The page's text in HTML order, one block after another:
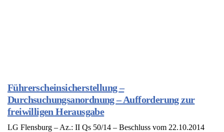
Führerscheinsicherstellung –
Durchsuchungsanordnung – Aufforderung zur
freiwilligen Herausgabe
LG Flensburg – Az.: II Qs 50/14 – Beschluss vom 22.10.2014